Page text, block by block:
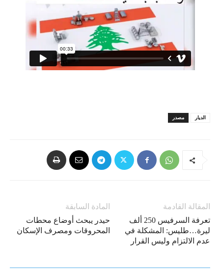
مصدر الديار
المادة السابقة
حيدر يبحث أوضاع محطات
المحروقات ومصرف الإسكان
المقالة القادمة
تعرفة السرفيس 250 ألف
ليرة…طليس: المشكلة في
عدم الالتزام وليس القرار